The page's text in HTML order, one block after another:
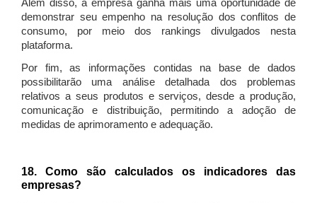
Além disso, a empresa ganha mais uma oportunidade de
demonstrar seu empenho na resolução dos conflitos de
consumo, por meio dos rankings divulgados nesta
plataforma.
Por fim, as informações contidas na base de dados
possibilitarão uma análise detalhada dos problemas
relativos a seus produtos e serviços, desde a produção,
comunicação e distribuição, permitindo a adoção de
medidas de aprimoramento e adequação.
18. Como são calculados os indicadores das
empresas?